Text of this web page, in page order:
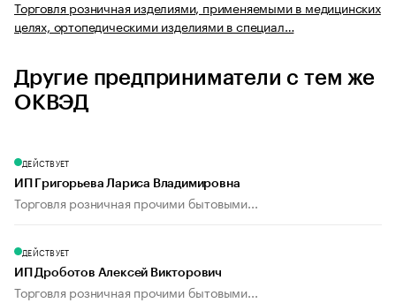
Торговля розничная изделиями, применяемыми в медицинских
целях, ортопедическими изделиями в специал…
Другие предприниматели с тем же
ОКВЭД
ДЕЙСТВУЕТ
ИП Григорьева Лариса Владимировна
Торговля розничная прочими бытовыми...
ДЕЙСТВУЕТ
ИП Дроботов Алексей Викторович
Торговля розничная прочими бытовыми...